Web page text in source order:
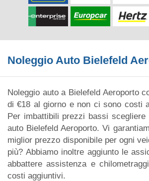
Noleggio Auto Bielefeld
Noleggio auto a Bielefeld Aeroporto
di €18 al giorno e non ci sono costi
Per imbattibili prezzi bassi scegliere
auto Bielefeld Aeroporto. Vi
miglior prezzo disponibile per ogni
più? Abbiamo inoltre aggiunto le
abbattere assistenza e
costi aggiuntivi.